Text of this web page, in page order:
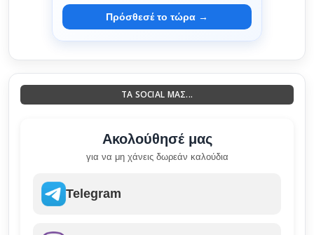
Πρόσθεσέ το τώρα →
ΤΑ SOCIAL ΜΑΣ...
Ακολούθησέ μας
για να μη χάνεις δωρεάν καλούδια
Telegram